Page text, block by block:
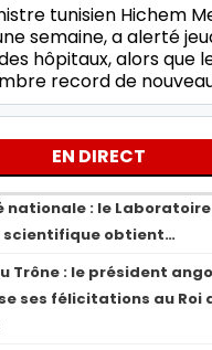
tunisien Hichem
semaine, a alerté
hôpitaux, alors que
record de
EN DIRECT
nationale : le
scientifique obtient…
Trône : le président
ses félicitations au Roi